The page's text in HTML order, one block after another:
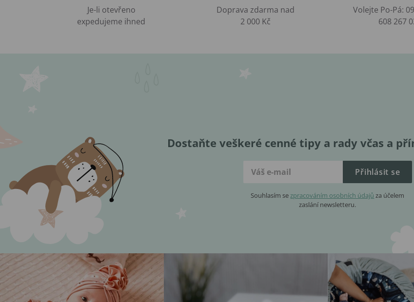
Je-li otevřeno
expedujeme ihned
Doprava zdarma nad
2 000 Kč
Volejte Po-Pá:
608 267
Dostaňte veškeré cenné tipy a rady včas a
Přihlásit se
Souhlasím se zpracováním osobních údajů za účelem
zaslání newsletteru.